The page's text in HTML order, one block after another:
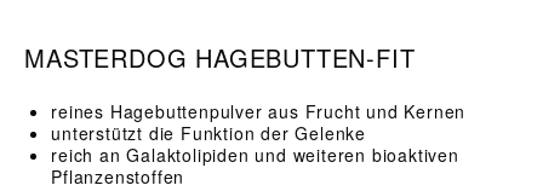
MASTERDOG HAGEBUTTEN-FIT
reines Hagebuttenpulver aus Frucht und Kernen
unterstützt die Funktion der Gelenke
reich an Galaktolipiden und weiteren bioaktiven
Pflanzenstoffen